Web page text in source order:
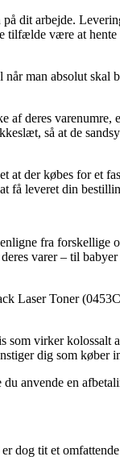
dit arbejde.
være at
man absolut skal
deres varenumre,
så at de
der købes for et
få leveret din
fra forskellige
varer – til
Laser Toner
virker kolossalt
dig som køber
anvende en
dog tit et